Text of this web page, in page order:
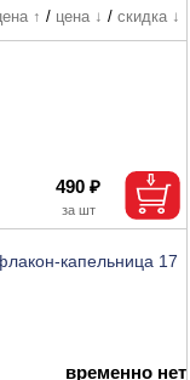
↑ / цена ↓ / скидка ↓
490 ₽
капельница 17
временно нет